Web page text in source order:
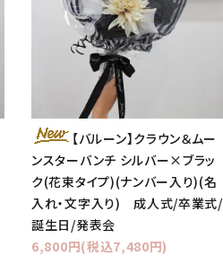
【バルーン】クラウン＆ムー
ンスターバンチ シルバー×ブラッ
ク(花束タイプ)(ナンバー入り)(名
入れ・文字入り) 成人式/卒業式/
誕生日/発表会
6,800円(税込7,480円)